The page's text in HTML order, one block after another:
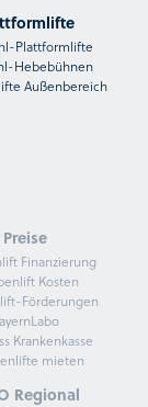
Plattformlifte
Hebebühnen
Außenbereich
Preise
Finanzierung
Kosten
Förderungen
Krankenkasse
mieten
Regional